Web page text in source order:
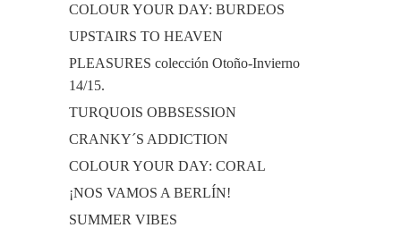
COLOUR YOUR DAY: BURDEOS
UPSTAIRS TO HEAVEN
PLEASURES colección Otoño-Invierno
14/15.
TURQUOIS OBBSESSION
CRANKY´S ADDICTION
COLOUR YOUR DAY: CORAL
¡NOS VAMOS A BERLÍN!
SUMMER VIBES